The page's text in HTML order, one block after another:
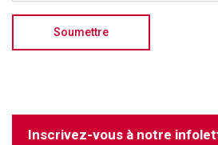
Inscrivez-vous à notre